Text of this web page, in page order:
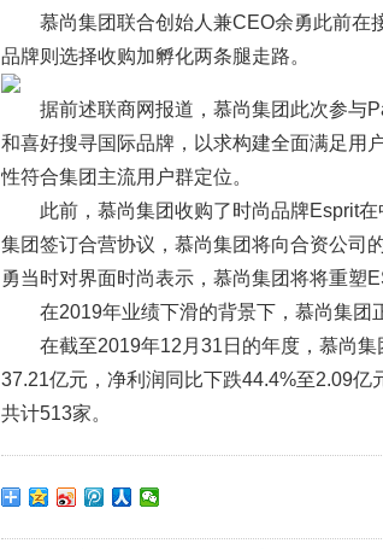
慕尚集团联合创始人兼CEO余勇此前在
品牌则选择收购加孵化两条腿走路。
据前述联商网报道，慕尚集团此次参与
和喜好搜寻国际品牌，以求构建全面满足用
性符合集团主流用户群定位。
此前，慕尚集团收购了时尚品牌Esprit
集团签订合营协议，慕尚集团将向合资公司
勇当时对界面时尚表示，慕尚集团将将重塑
在2019年业绩下滑的背景下，慕尚集团
在截至2019年12月31日的年度，慕尚
37.21亿元，净利润同比下跌44.4%至2.09亿
共计513家。